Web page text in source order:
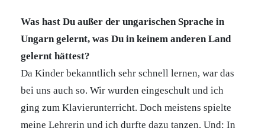
Was hast Du außer der ungarischen Sprache in
Ungarn gelernt, was Du in keinem anderen Land
gelernt hättest?
Da Kinder bekanntlich sehr schnell lernen, war das
bei uns auch so. Wir wurden eingeschult und ich
ging zum Klavierunterricht. Doch meistens spielte
meine Lehrerin und ich durfte dazu tanzen. Und: In